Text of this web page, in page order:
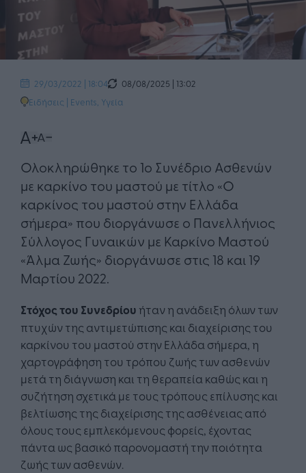
29/03/2022 | 18:04
08/08/2025 | 13:02
Ειδήσεις | Events Υγεία
Ολοκληρώθηκε το 1ο Συνέδριο Ασθενών
με καρκίνο του μαστού με τίτλο «Ο
καρκίνος του μαστού στην Ελλάδα
σήμερα» που διοργάνωσε ο Πανελλήνιος
Σύλλογος Γυναικών με Καρκίνο Μαστού
«Άλμα Ζωής» διοργάνωσε στις 18 και 19
Μαρτίου 2022.​
Στόχος του Συνεδρίου ήταν η ανάδειξη όλων των
πτυχών της αντιμετώπισης και διαχείρισης του
καρκίνου του μαστού στην Ελλάδα σήμερα, η
χαρτογράφηση του τρόπου ζωής των ασθενών
μετά τη διάγνωση και τη θεραπεία καθώς και η
συζήτηση σχετικά με τους τρόπους επίλυσης και
βελτίωσης της διαχείρισης της ασθένειας από
όλους τους εμπλεκόμενους φορείς, έχοντας
πάντα ως βασικό παρονομαστή την ποιότητα
ζωής των ασθενών.